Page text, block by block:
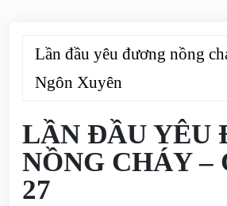
Lần đầu yêu đương nồng
Ngôn Xuyên
LẦN ĐẦU YÊU
NỒNG CHÁY –
27